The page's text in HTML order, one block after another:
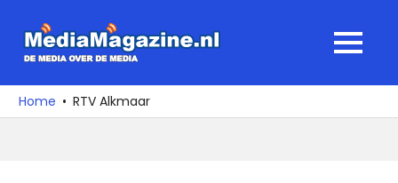
naar
media
over
MENU
Home RTV Alkmaar